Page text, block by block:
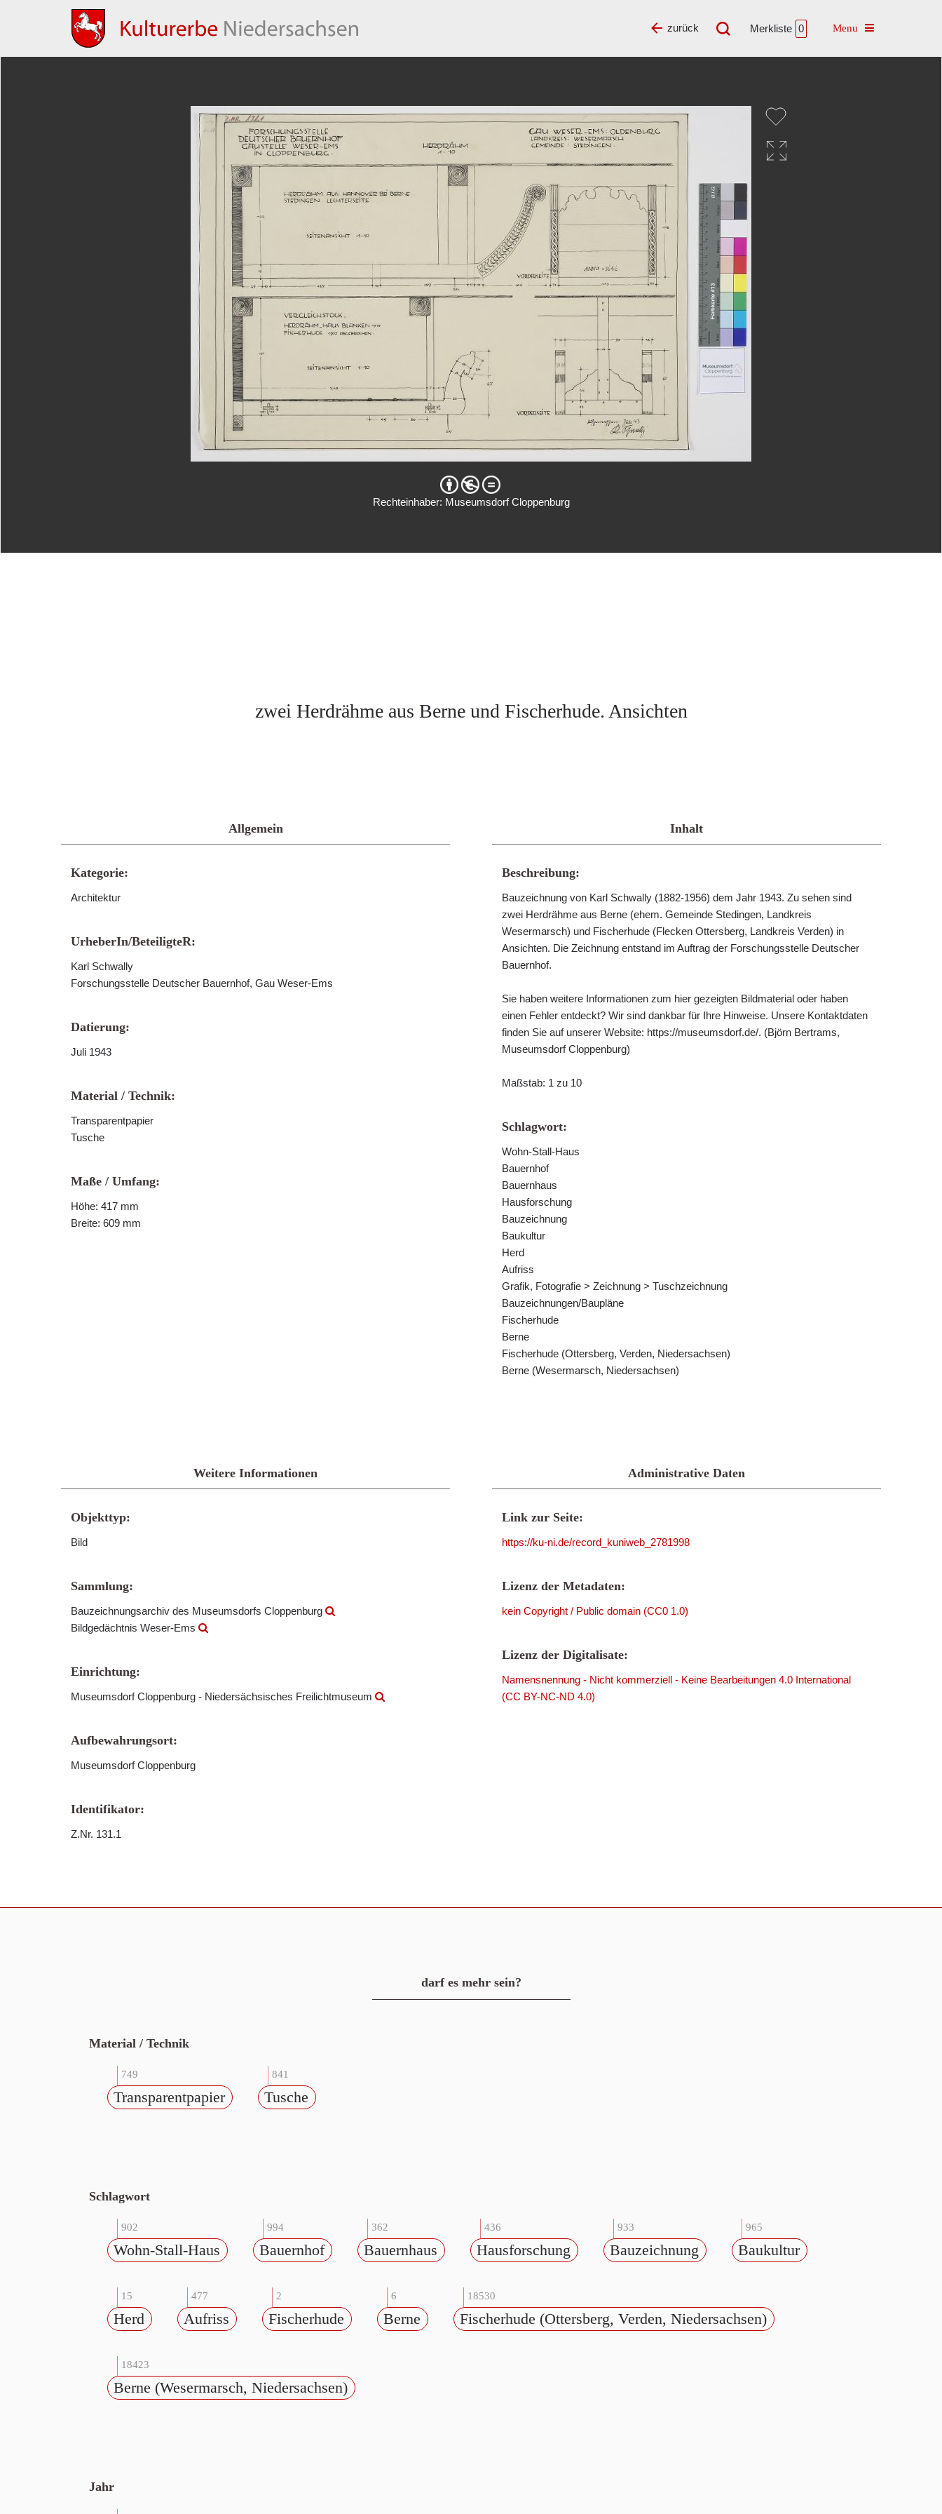
Merkliste 0 Toggle navigation
zurück
Rechteinhaber: Museumsdorf Cloppenburg
zwei Herdrähme aus Berne und Fischerhude. Ansichten
Allgemein
Kategorie:
Architektur
UrheberIn/BeteiligteR:
Karl Schwally
Forschungsstelle Deutscher Bauernhof, Gau Weser-Ems
Datierung:
Juli 1943
Material / Technik:
Transparentpapier
Tusche
Maße / Umfang:
Höhe: 417 mm
Breite: 609 mm
Inhalt
Beschreibung:
Bauzeichnung von Karl Schwally (1882-1956) dem Jahr 1943. Zu sehen sind
zwei Herdrähme aus Berne (ehem. Gemeinde Stedingen, Landkreis
Wesermarsch) und Fischerhude (Flecken Ottersberg, Landkreis Verden) in
Ansichten. Die Zeichnung entstand im Auftrag der Forschungsstelle Deutscher
Bauernhof.
Sie haben weitere Informationen zum hier gezeigten Bildmaterial oder haben
einen Fehler entdeckt? Wir sind dankbar für Ihre Hinweise. Unsere Kontaktdaten
finden Sie auf unserer Website: https://museumsdorf.de/. (Björn Bertrams,
Museumsdorf Cloppenburg)
Maßstab: 1 zu 10
Schlagwort:
Wohn-Stall-Haus
Bauernhof
Bauernhaus
Hausforschung
Bauzeichnung
Baukultur
Herd
Aufriss
Grafik, Fotografie > Zeichnung > Tuschzeichnung
Bauzeichnungen/Baupläne
Fischerhude
Berne
Fischerhude (Ottersberg, Verden, Niedersachsen)
Berne (Wesermarsch, Niedersachsen)
Weitere Informationen
Objekttyp:
Bild
Sammlung:
Bauzeichnungsarchiv des Museumsdorfs Cloppenburg
Bildgedächtnis Weser-Ems
Einrichtung:
Museumsdorf Cloppenburg - Niedersächsisches Freilichtmuseum
Aufbewahrungsort:
Museumsdorf Cloppenburg
Identifikator:
Z.Nr. 131.1
Administrative Daten
Link zur Seite:
https://ku-ni.de/record_kuniweb_2781998
Lizenz der Metadaten:
kein Copyright / Public domain (CC0 1.0)
Lizenz der Digitalisate:
Namensnennung - Nicht kommerziell - Keine Bearbeitungen 4.0 International
(CC BY-NC-ND 4.0)
darf es mehr sein?
Material / Technik
749
Transparentpapier
841
Tusche
Schlagwort
902
Wohn-Stall-Haus
994
Bauernhof
362
Bauernhaus
436
Hausforschung
933
Bauzeichnung
965
Baukultur
15
Herd
477
Aufriss
2
Fischerhude
6
Berne
18530
Fischerhude (Ottersberg, Verden, Niedersachsen)
18423
Berne (Wesermarsch, Niedersachsen)
Jahr